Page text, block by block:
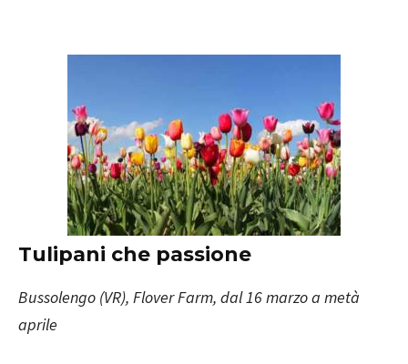
Tulipani che passione
Bussolengo (VR), Flover Farm, dal 16 marzo a metà
aprile